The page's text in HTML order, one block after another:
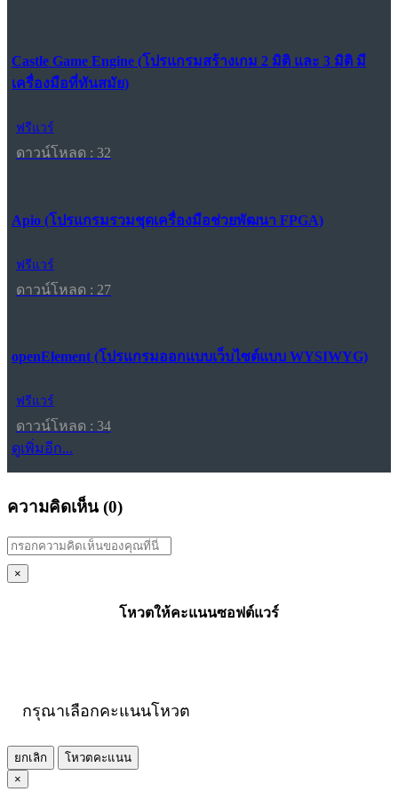
Castle Game Engine (โปรแกรมสร้างเกม 2 มิติ และ 3 มิติ มี
เครื่องมือที่ทันสมัย)
ฟรีแวร์
ดาวน์โหลด : 32
Apio (โปรแกรมรวมชุดเครื่องมือช่วยพัฒนา FPGA)
ฟรีแวร์
ดาวน์โหลด : 27
openElement (โปรแกรมออกแบบเว็บไซต์แบบ WYSIWYG)
ฟรีแวร์
ดาวน์โหลด : 34
ดูเพิ่มอีก...
ความคิดเห็น (0)
×
โหวตให้คะแนนซอฟต์แวร์
กรุณาเลือกคะแนนโหวต
ยกเลิก
โหวตคะแนน
×